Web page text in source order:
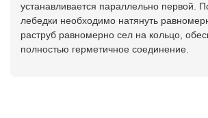
устанавливается параллельно первой.
лебедки необходимо натянуть
раструб равномерно сел на кольцо,
полностью герметичное соединение.